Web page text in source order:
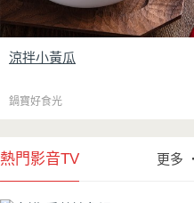
涼拌小黃瓜
鍋寶好食光
熱門影音TV 更多